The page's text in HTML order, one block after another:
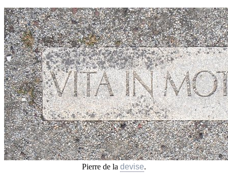
Pierre de la devise.